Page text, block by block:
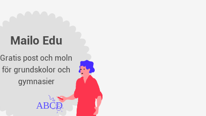
Mailo Edu
Gratis post och moln
för grundskolor och
gymnasier